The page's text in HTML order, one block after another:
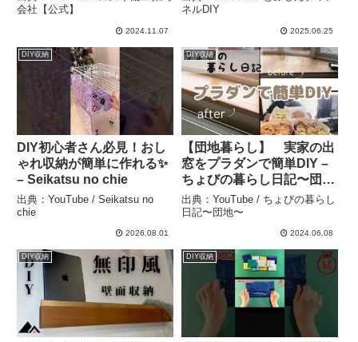
会社【公式】
2024.11.07
できるノコギリホルダーの
作り方。 – とみしんチャン
ネルDIY
2025.06.25
DIY収納
DIY初心者さん必見！おし
ゃれ収納が簡単に作れる✨
– Seikatsu no chie
出典：YouTube / Seikatsu no
chie
2026.08.01
DIY収納
【団地暮らし】 実家の出
窓をプラダンで簡単DIY –
ちょびの暮らし日記〜団
地〜
出典：YouTube / ちょびの暮らし
日記〜団地〜
2024.06.08
DIY収納 DIY収納